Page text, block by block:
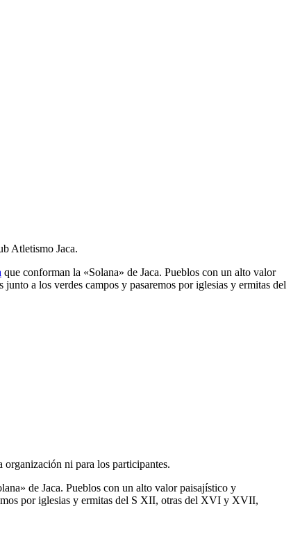
Atletismo Jaca.
que conforman la «Solana» de Jaca. Pueblos con un alto valor
a los verdes campos y pasaremos por iglesias y ermitas del
organización ni para los participantes.
de Jaca. Pueblos con un alto valor paisajístico y
por iglesias y ermitas del S XII, otras del XVI y XVII,